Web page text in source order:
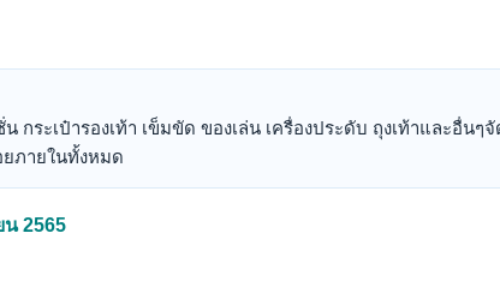
กระเป๋ารองเท้า เข็มขัด ของเล่น เครื่องประดับ ถุงเท้าและอื่นๆ
ยภายในทั้งหมด
2565